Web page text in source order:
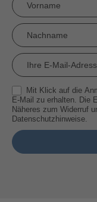
Anmeldung
RMI
Mit Klick auf die
E-Mail zu erhalten. Die
Näheres zum Widerruf
Datenschutzhinweise.